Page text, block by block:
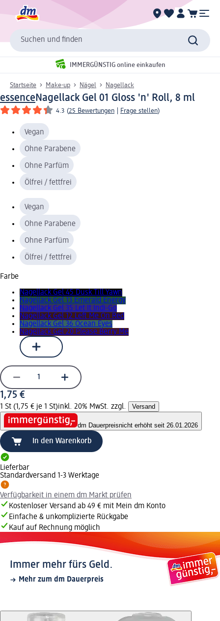
Suchen und finden
IMMERGÜNSTIG online einkaufen
Startseite Make-up Nägel Nagellack
essenceNagellack Gel 01 Gloss 'n' Roll, 8 ml
4.3 (25 Bewertungen Frage stellen)
Vegan
Ohne Parabene
Ohne Parfüm
Ölfrei / fettfrei
Vegan
Ohne Parabene
Ohne Parfüm
Ölfrei / fettfrei
Farbe
Nagellack Gel 45 Dusk Till Yawn
Nagellack Gel 13 Emerald Energy
Nagellack Gel 35 Let It Indi-Go
Nagellack Gel 12 Left Me On Red
Nagellack Gel 36 Ocean Eyes
Nagellack Gel 20 Please Berry Me
1,75 €
1 St (1,75 € je 1 St)inkl. 20% MwSt. zzgl. Versand
dm Dauerpreisnicht erhöht seit 26.01.2026
In den Warenkorb
Lieferbar
Standardversand 1-3 Werktage
Verfügbarkeit in einem dm Markt prüfen
Kostenloser Versand ab 49 € mit Mein dm Konto
Einfache & unkomplizierte Rückgabe
Kauf auf Rechnung möglich
Immer mehr fürs Geld.
Mehr zum dm Dauerpreis